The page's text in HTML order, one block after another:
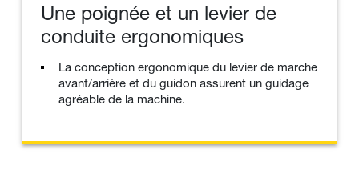
Une poignée et un levier de
conduite ergonomiques
La conception ergonomique du levier de marche
avant/arrière et du guidon assurent un guidage
agréable de la machine.